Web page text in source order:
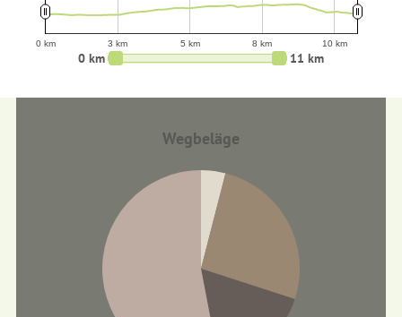
0 km 3 km 5 km 8 km 10 km
0 km 11 km
Wegbeläge